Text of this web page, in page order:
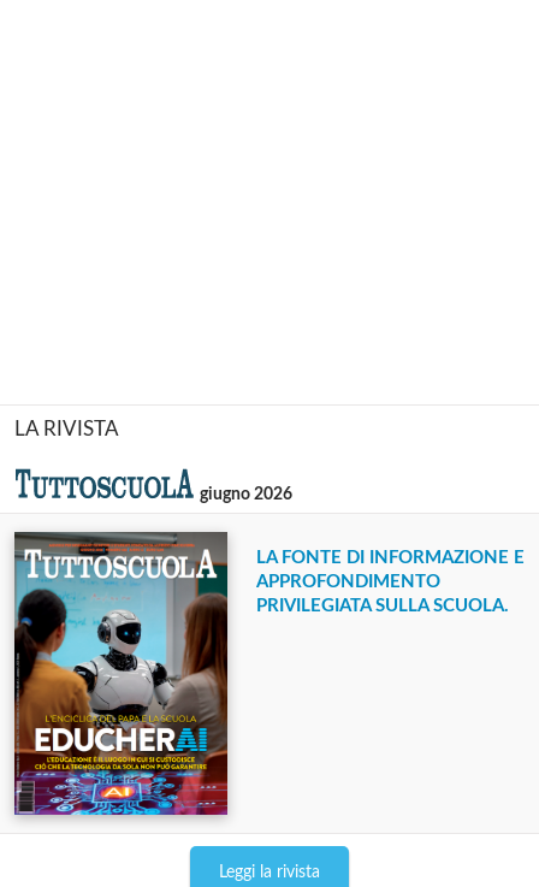
LA RIVISTA
giugno 2026
LA FONTE DI INFORMAZIONE E
APPROFONDIMENTO
PRIVILEGIATA SULLA SCUOLA.
Leggi la rivista